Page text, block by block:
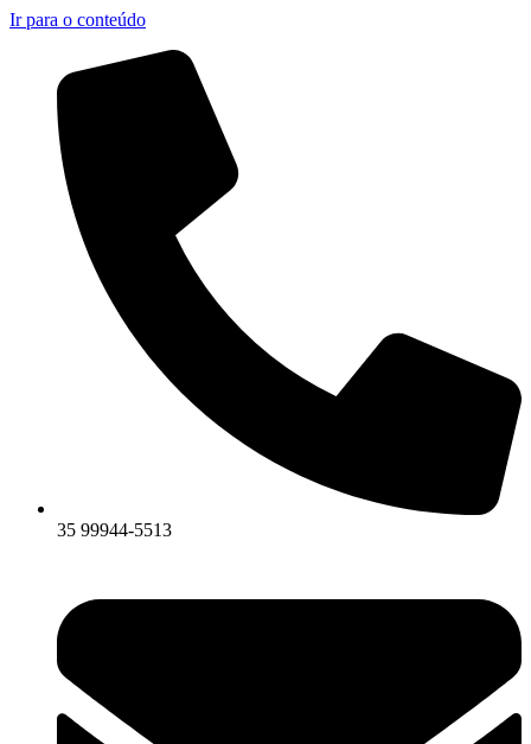
Ir para o conteúdo
35 99944-5513